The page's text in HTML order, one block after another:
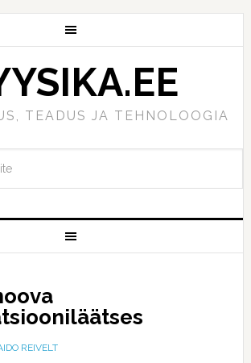
TEADUS JA TEHNOLOOGIA
REIVELT